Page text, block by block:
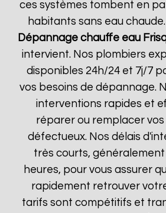
ces systèmes tombent en
habitants sans eau
Dépannage chauffe eau
intervient. Nos plombiers
disponibles 24h/24 et 7j/7
vos besoins de dépannage.
interventions rapides et
réparer ou remplacer
défectueux. Nos délais
très courts, généralement
heures, pour vous assurer
rapidement retrouver
tarifs sont compétitifs et